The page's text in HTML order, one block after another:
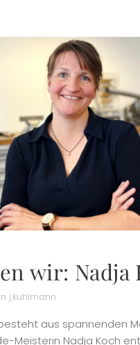
wir: Nadja
j.kuhlmann
aus spannenden
Meisterin Nadja Koch